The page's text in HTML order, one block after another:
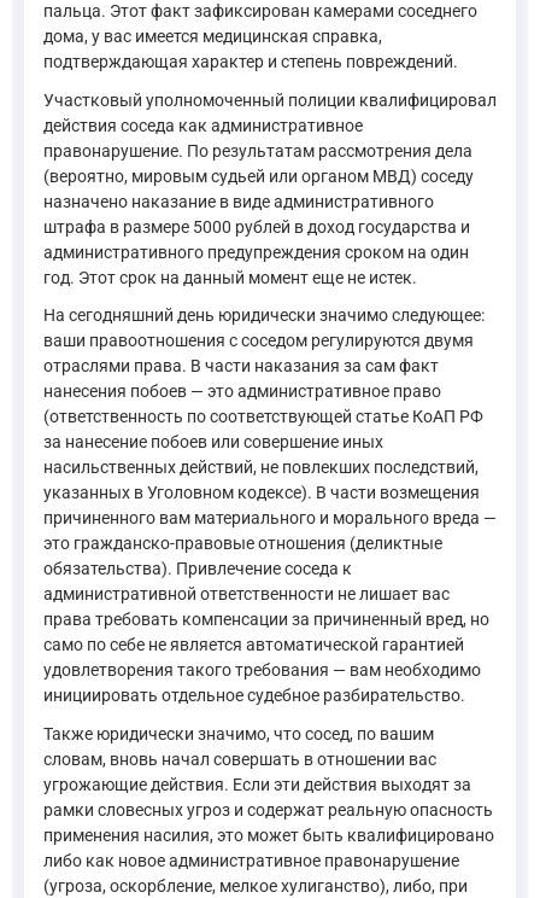
пальца. Этот факт зафиксирован камерами соседнего
дома, у вас имеется медицинская справка,
подтверждающая характер и степень повреждений.
Участковый уполномоченный полиции квалифицировал
действия соседа как административное
правонарушение. По результатам рассмотрения дела
(вероятно, мировым судьей или органом МВД) соседу
назначено наказание в виде административного
штрафа в размере 5000 рублей в доход государства и
административного предупреждения сроком на один
год. Этот срок на данный момент еще не истек.
На сегодняшний день юридически значимо следующее:
ваши правоотношения с соседом регулируются двумя
отраслями права. В части наказания за сам факт
нанесения побоев — это административное право
(ответственность по соответствующей статье КоАП РФ
за нанесение побоев или совершение иных
насильственных действий, не повлекших последствий,
указанных в Уголовном кодексе). В части возмещения
причиненного вам материального и морального вреда —
это гражданско-правовые отношения (деликтные
обязательства). Привлечение соседа к
административной ответственности не лишает вас
права требовать компенсации за причиненный вред, но
само по себе не является автоматической гарантией
удовлетворения такого требования — вам необходимо
инициировать отдельное судебное разбирательство.
Также юридически значимо, что сосед, по вашим
словам, вновь начал совершать в отношении вас
угрожающие действия. Если эти действия выходят за
рамки словесных угроз и содержат реальную опасность
применения насилия, это может быть квалифицировано
либо как новое административное правонарушение
(угроза, оскорбление, мелкое хулиганство), либо, при